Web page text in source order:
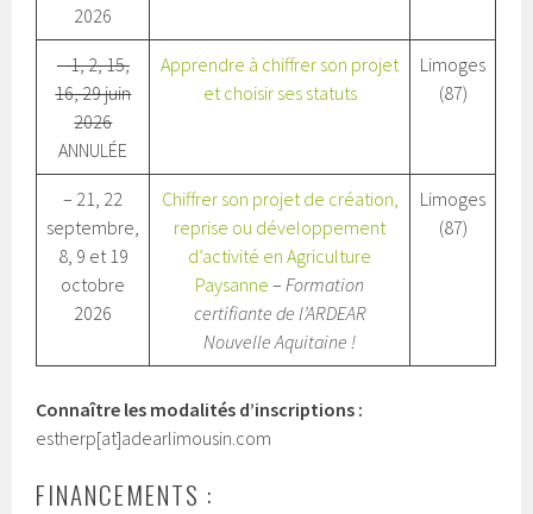
2026
– 1, 2, 15,
16, 29 juin
2026
ANNULÉE
Apprendre à chiffrer son projet
et choisir ses statuts
Limoges
(87)
– 21, 22
septembre,
8, 9 et 19
octobre
2026
Chiffrer son projet de création,
reprise ou développement
d’activité en Agriculture
Paysanne–Formation
certifiante de l’ARDEAR
Nouvelle Aquitaine !
Limoges
(87)
Connaître les modalités d’inscriptions :
estherp[at]adearlimousin.com
FINANCEMENTS :